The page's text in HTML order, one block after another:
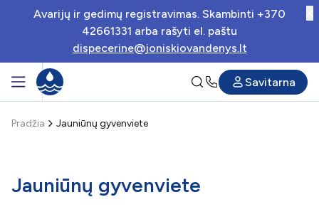
Avarijų ir gedimų registravimas. Skambinti +370
42661331 arba rašyti el. paštu
dispecerine@joniskiovandenys.lt
Savitarna
Pradžia Jauniūnų gyvenviete
Jauniūnų gyvenviete